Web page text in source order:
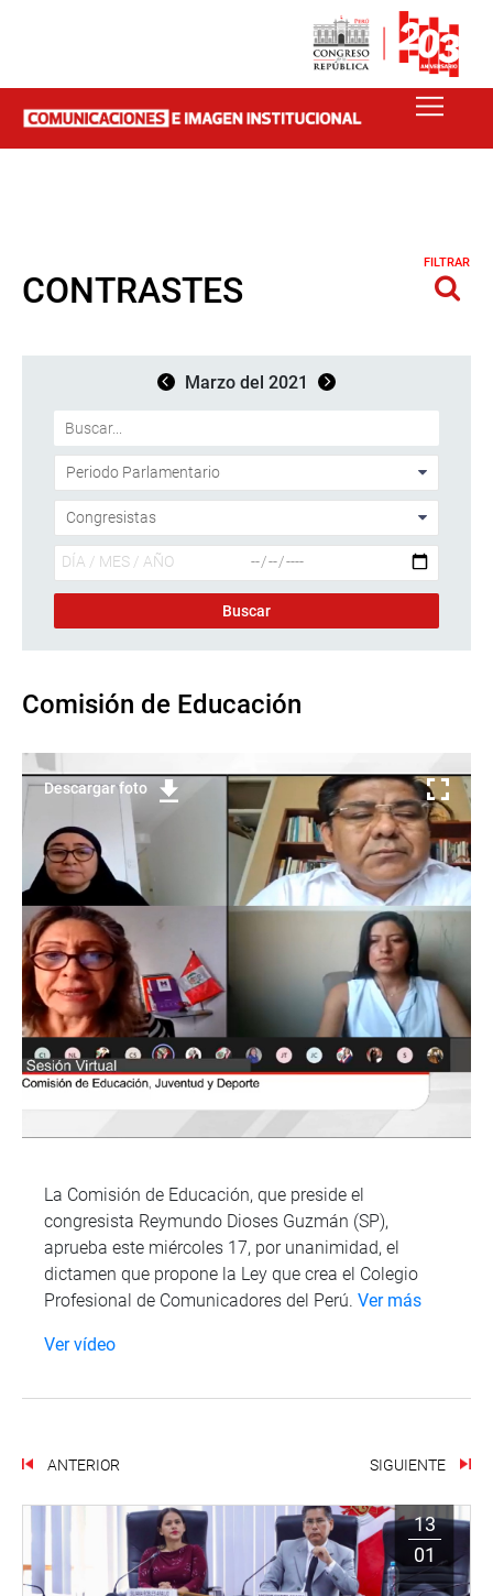
CONTRASTES
FILTRAR
Marzo del 2021
Comisión de Educación
Descargar foto
La Comisión de Educación, que preside el
congresista Reymundo Dioses Guzmán (SP),
aprueba este miércoles 17, por unanimidad, el
dictamen que propone la Ley que crea el Colegio
Profesional de Comunicadores del Perú. Ver más
Ver vídeo
ANTERIOR SIGUIENTE
13
01